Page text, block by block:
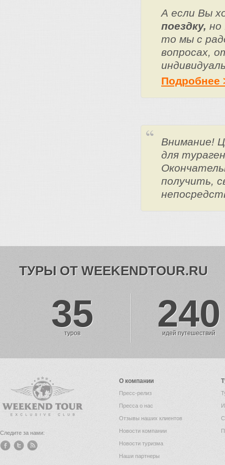
А если Вы
поездку, но
то мы с
вопросах,
Подробнее
Внимание!
для
получить,
ТУРЫ ОТ WEEKENDTOUR.RU
35
туров 240
идей путешествий
Следите за нами:
О компании
Пресс-релиз
Пресса о нас
Отзывы наших клиентов
Новости компании
Новости туризма
Наши партнеры